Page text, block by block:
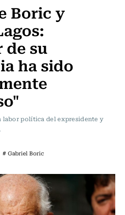
Boric y
de su
ha sido
labor política del expresidente y
# Gabriel Boric